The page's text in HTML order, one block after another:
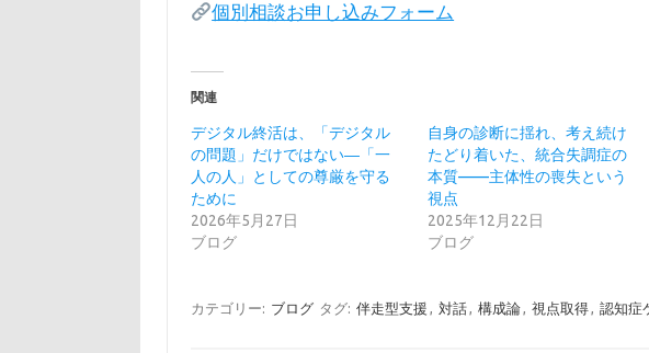
個別相談お申し込みフォーム
関連
デジタル終活は、「デジタル
の問題」だけではない―「一
人の人」としての尊厳を守る
ために
2026年5月27日
ブログ
自身の診断に揺れ、考え続け
たどり着いた、統合失調症の
本質——主体性の喪失という
視点
2025年12月22日
ブログ
カテゴリー: ブログ タグ: 伴走型支援 , 対話, 構成論, 視点取得, 認知症